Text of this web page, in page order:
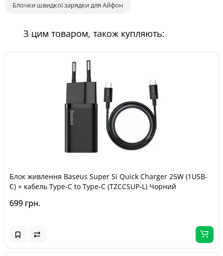
Блочки швидкої зарядки для Айфон
З цим товаром, також купляють:
Блок живлення Baseus Super Si Quick Charger 25W (1USB-
C) + кабель Type-C to Type-C (TZCCSUP-L) Чорний
699 грн.